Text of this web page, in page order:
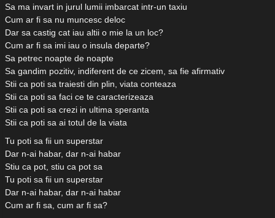
Sa ma invart in jurul lumii imbarcat intr-un taxiu
Cum ar fi sa nu muncesc deloc
Dar sa castig cat iau altii o mie la un loc?
Cum ar fi sa imi iau o insula departe?
Sa petrec noapte de noapte
Sa gandim pozitiv, indiferent de ce zicem, sa fie afirmativ
Stii ca poti sa traiesti din plin, viata conteaza
Stii ca poti sa faci ce te caracterizeaza
Stii ca poti sa crezi in ultima speranta
Stii ca poti sa ai totul de la viata
Tu poti sa fii un superstar
Dar n-ai habar, dar n-ai habar
Stiu ca pot, stiu ca pot sa
Tu poti sa fii un superstar
Dar n-ai habar, dar n-ai habar
Cum ar fi sa, cum ar fi sa?